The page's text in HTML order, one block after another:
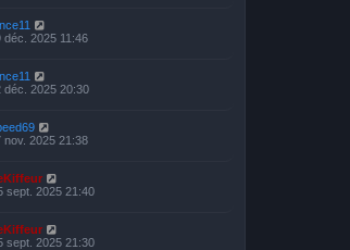
déc. 2025 11:46
déc. 2025 20:30
nov. 2025 21:38
sept. 2025 21:40
sept. 2025 21:30